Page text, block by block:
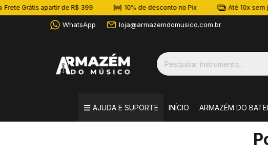
apartir de R$ 399 10% de desconto no Pix Até 10x sem juros
WhatsApp loja@armazemdomusico.com.br
AJUDA E SUPORTE INÍCIO ARMAZÉM DO